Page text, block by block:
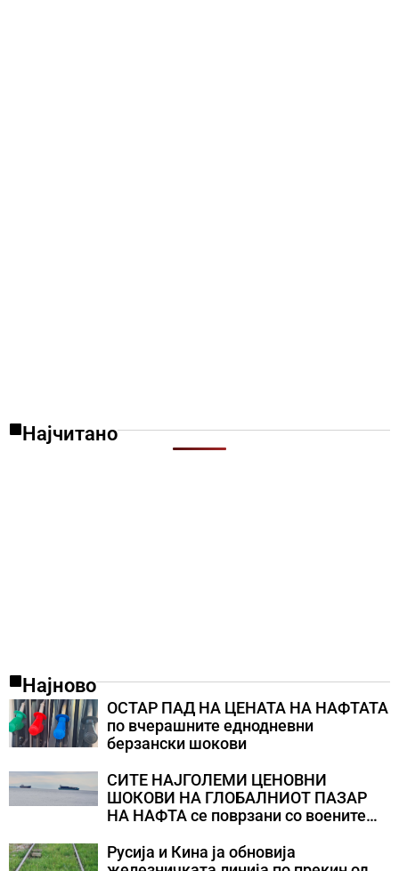
Најчитано
Најново
ОСТАР ПАД НА ЦЕНАТА НА НАФТАТА
по вчерашните еднодневни
берзански шокови
СИТЕ НАЈГОЛЕМИ ЦЕНОВНИ
ШОКОВИ НА ГЛОБАЛНИОТ ПАЗАР
НА НАФТА се поврзани со воените
Русија и Кина ја обновија